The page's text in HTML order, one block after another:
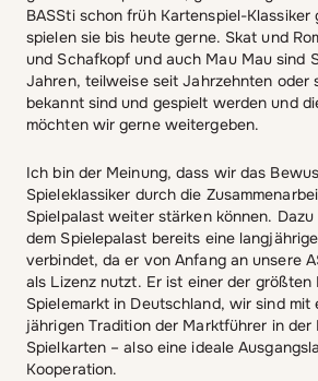
BASSti schon früh Kartenspiel-
spielen sie bis heute gerne. Skat und
und Schafkopf und auch Mau Mau sind
Jahren, teilweise seit Jahrzehnten oder
bekannt sind und gespielt werden und
möchten wir gerne weitergeben.
Ich bin der Meinung, dass wir das
Spieleklassiker durch die
Spielpalast weiter stärken können.
dem Spielepalast bereits eine
verbindet, da er von Anfang an unsere
als Lizenz nutzt. Er ist einer der größten
Spielemarkt in Deutschland, wir sind
jährigen Tradition der Marktführer in der
Spielkarten – also eine ideale
Kooperation.